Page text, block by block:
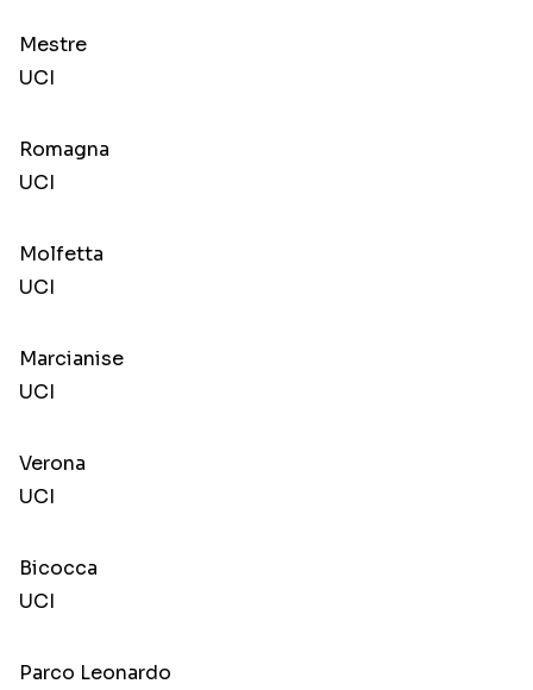
Mestre
UCI
Romagna
UCI
Molfetta
UCI
Marcianise
UCI
Verona
UCI
Bicocca
UCI
Parco Leonardo